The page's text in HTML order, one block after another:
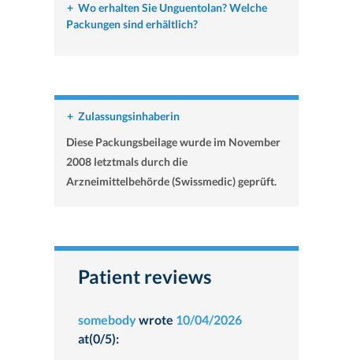
+ Wo erhalten Sie Unguentolan? Welche
Packungen sind erhältlich?
+ Zulassungsinhaberin
Diese Packungsbeilage wurde im November
2008 letztmals durch die
Arzneimittelbehörde (Swissmedic) geprüft.
Patient reviews
somebodywrote 10/04/2026
at(0/5):